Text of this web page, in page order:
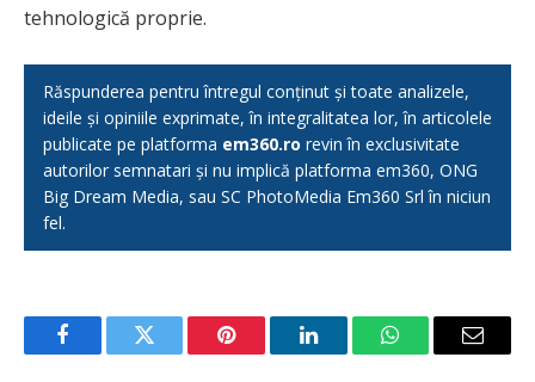
tehnologică proprie.
Răspunderea pentru întregul conținut și toate analizele,
ideile și opiniile exprimate, în integralitatea lor, în articolele
publicate pe platforma em360.ro revin în exclusivitate
autorilor semnatari și nu implică platforma em360, ONG
Big Dream Media, sau SC PhotoMedia Em360 Srl în niciun
fel.
FacebookTwitter Pinterest LinkedInWhatsAppEmail